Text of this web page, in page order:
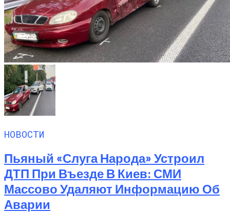
НОВОСТИ
Пьяный «слуга Народа» Устроил
ДТП При Въезде В Киев: СМИ
Массово Удаляют Информацию Об
Аварии